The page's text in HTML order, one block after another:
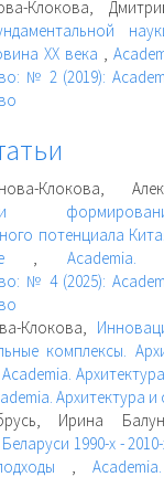
Клокова,
ХХ века ,
№ 2 (2019):
Клокова,
потенциала
, Academia.
№ 4 (2025):
Клокова,
комплексы.
Academia.
Архитектура
Ирина
1990-х -
,